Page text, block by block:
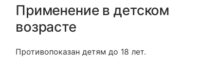
Применение в детском
возрасте
Противопоказан детям до 18 лет.